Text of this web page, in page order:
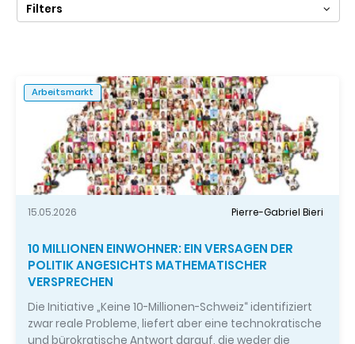
Filters
Arbeitsmarkt
15.05.2026 Pierre-Gabriel Bieri
10 MILLIONEN EINWOHNER: EIN VERSAGEN DER
POLITIK ANGESICHTS MATHEMATISCHER
VERSPRECHEN
Die Initiative „Keine 10-Millionen-Schweiz“ identifiziert
zwar reale Probleme, liefert aber eine technokratische
und bürokratische Antwort darauf, die weder die